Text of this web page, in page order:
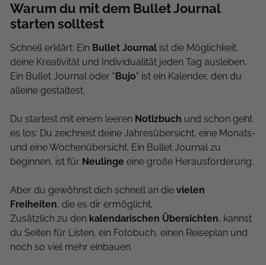
Warum du mit dem Bullet Journal
starten solltest
Schnell erklärt: Ein Bullet Journal ist die Möglichkeit,
deine Kreativität und Individualität jeden Tag ausleben.
Ein Bullet Journal oder "Bujo" ist ein Kalender, den du
alleine gestaltest.
Du startest mit einem leeren Notizbuch und schon geht
es los: Du zeichnest deine Jahresübersicht, eine Monats-
und eine Wochenübersicht. Ein Bullet Journal zu
beginnen, ist für Neulinge eine große Herausforderung.
Aber du gewöhnst dich schnell an die vielen
Freiheiten, die es dir ermöglicht.
Zusätzlich zu den kalendarischen Übersichten, kannst
du Seiten für Listen, ein Fotobuch, einen Reiseplan und
noch so viel mehr einbauen.